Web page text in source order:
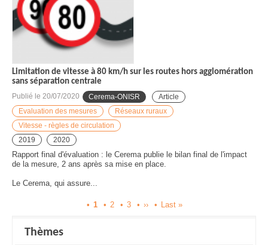
Limitation de vitesse à 80 km/h sur les routes hors agglomération
sans séparation centrale
Publié le 20/07/2020 Cerema-ONISR
Article
Evaluation des mesures
Réseaux ruraux
Vitesse - règles de circulation
2019
2020
Rapport final d'évaluation : le Cerema publie le bilan final de l'impact
de la mesure, 2 ans après sa mise en place.
Le Cerema, qui assure...
Page
1 Page
2 Page
3
Page
››
Dernière
Last »
Thèmes